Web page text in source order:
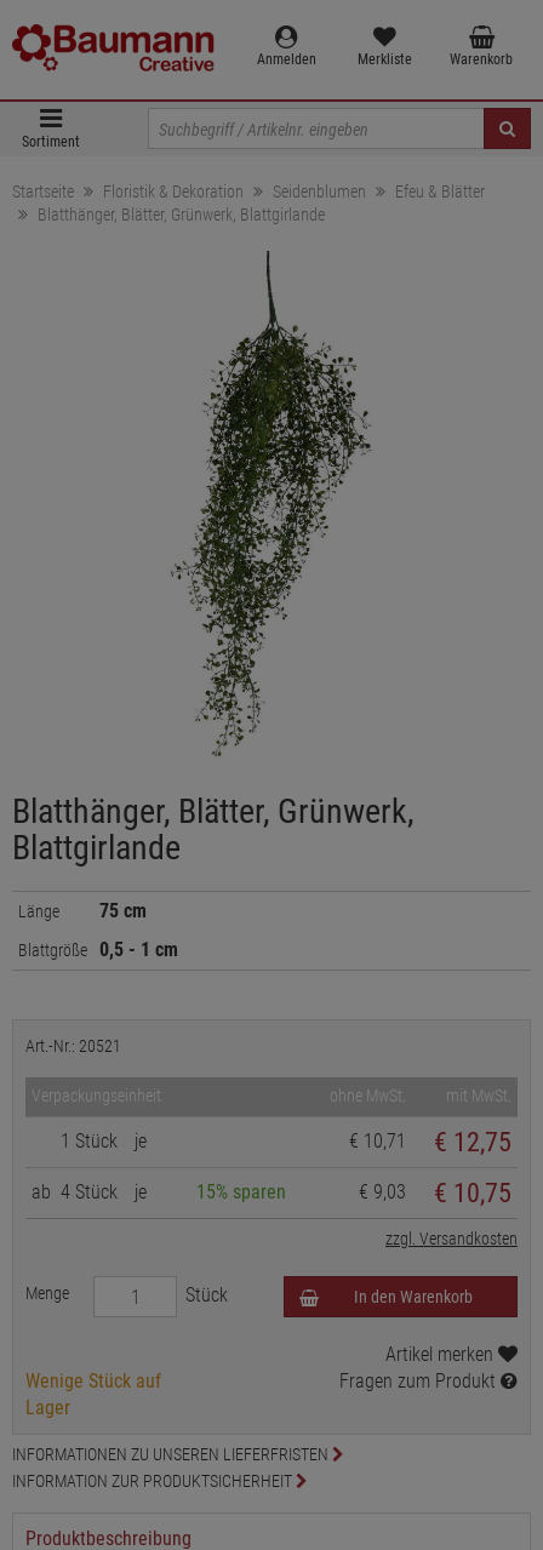
Anmelden Merkliste Warenkorb
Sortiment
Startseite Floristik & Dekoration Seidenblumen
Efeu & Blätter
Blatthänger, Blätter, Grünwerk, Blattgirlande
Blatthänger, Blätter, Grünwerk,
Blattgirlande
Länge 75 cm
Blattgröße 0,5 - 1 cm
Art.-Nr.: 20521
Verpackungseinheit ohne MwSt. mit MwSt.
1 Stück je € 10,71 € 12,75
ab 4 Stück je 15% sparen € 9,03 € 10,75
zzgl. Versandkosten
Menge Stück In den Warenkorb
Wenige Stück auf
Lager
Artikel merken
Fragen zum Produkt
INFORMATIONEN ZU UNSEREN LIEFERFRISTEN
INFORMATION ZUR PRODUKTSICHERHEIT
Produktbeschreibung